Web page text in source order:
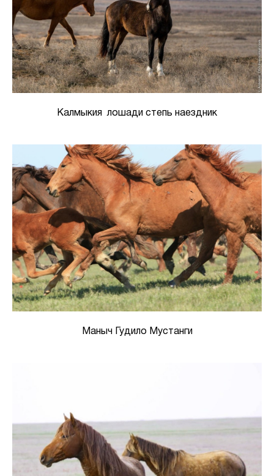
Калмыкия лошади степь наездник
Маныч Гудило Мустанги